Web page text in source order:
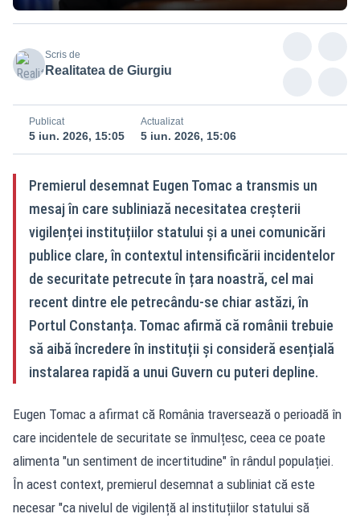
Scris de
Realitatea de Giurgiu
Publicat
5 iun. 2026, 15:05
Actualizat
5 iun. 2026, 15:06
Premierul desemnat Eugen Tomac a transmis un
mesaj în care subliniază necesitatea creșterii
vigilenței instituțiilor statului și a unei comunicări
publice clare, în contextul intensificării incidentelor
de securitate petrecute în țara noastră, cel mai
recent dintre ele petrecându-se chiar astăzi, în
Portul Constanța. Tomac afirmă că românii trebuie
să aibă încredere în instituții și consideră esențială
instalarea rapidă a unui Guvern cu puteri depline.
Eugen Tomac a afirmat că România traversează o perioadă în
care incidentele de securitate se înmulțesc, ceea ce poate
alimenta "un sentiment de incertitudine" în rândul populației.
În acest context, premierul desemnat a subliniat că este
necesar "ca nivelul de vigilență al instituțiilor statului să